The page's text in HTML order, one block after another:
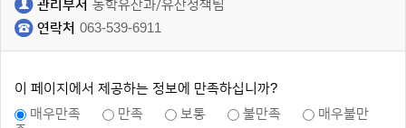
관리부서 동학유산과/유산정책팀
연락처 063-539-6911
이 페이지에서 제공하는 정보에 만족하십니까?
매우만족
만족 보통 불만족
매우불만